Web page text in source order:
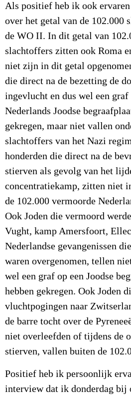
Als positief heb ik ook
over het getal van de 102.000
de WO II. In dit getal van
slachtoffers zitten ook Roma
niet zijn in dit getal
die direct na de bezetting de
ingevlucht en dus wel een graf
Nederlands Joodse
gekregen, maar niet vallen
slachtoffers van het Nazi
honderden die direct na de
stierven als gevolg van het
concentratiekamp, zitten niet
de 102.000 vermoorde
Ook Joden die vermoord
Vught, kamp Amersfoort,
Nederlandse gevangenissen
waren overgenomen, tellen
wel een graf op een Joodse
hebben gekregen. Ook Joden
vluchtpogingen naar
de barre tocht over de
niet overleefden of tijdens de
stierven, vallen buiten de
Positief heb ik persoonlijk
interview dat ik donderdag bij